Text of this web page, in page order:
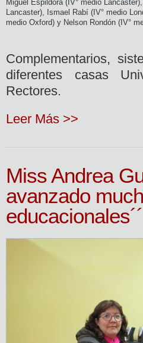
Miguel Espildora (IV° medio
Lancaster), Ismael Rabí (IV° medio
medio Oxford) y Nelson Rondón (IV°
Complementarios,
diferentes casas
Rectores.
Leer Más >>
Miss Andrea
avanzado
educacionales´´